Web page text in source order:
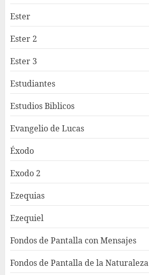
Ester
Ester 2
Ester 3
Estudiantes
Estudios Biblicos
Evangelio de Lucas
Éxodo
Exodo 2
Ezequias
Ezequiel
Fondos de Pantalla con Mensajes
Fondos de Pantalla de la Naturaleza